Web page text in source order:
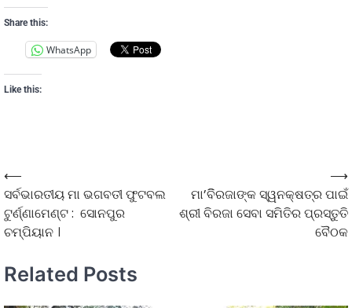
Share this:
WhatsApp
Like this:
⟵
ସର୍ବଭାରତୀୟ ମା ଭଗବତୀ ଫୁଟବଲ
ଟୁର୍ଣ୍ଣାମେଣ୍ଟ : ସୋନପୁର
ଚମ୍ପିୟାନ ।
ମା’ବିିରଜାଙ୍କ ସ୍ୱନକ୍ଷତ୍ର ପାଇଁ
ଶ୍ରୀ ବିରଜା ସେବା ସମିତିର ପ୍ରସ୍ତୁତି
ବୈଠକ
⟶
Related Posts